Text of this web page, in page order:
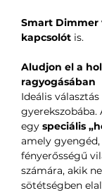
Smart
kapcsolót is.
Aludjon el a
ragyogásában
Ideális
gyerekszobába.
egy speciális
amely gyengéd,
fényerősségű
számára, akik
sötétségben